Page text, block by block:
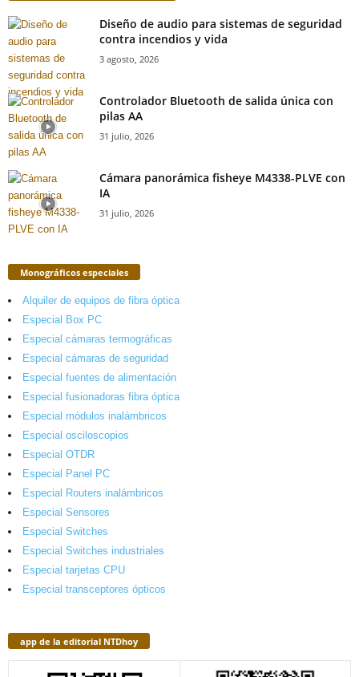
Diseño de audio para sistemas de seguridad
contra incendios y vida
3 agosto, 2026
Controlador Bluetooth de salida única con
pilas AA
31 julio, 2026
Cámara panorámica fisheye M4338-PLVE con
IA
31 julio, 2026
Monográficos especiales
Alquiler de equipos de fibra óptica
Especial Box PC
Especial cámaras termográficas
Especial cámaras de seguridad
Especial fuentes de alimentación
Especial fusionadoras fibra óptica
Especial módulos inalámbricos
Especial osciloscopios
Especial OTDR
Especial Panel PC
Especial Routers inalámbricos
Especial Sensores
Especial Switches
Especial Switches industriales
Especial tarjetas CPU
Especial transceptores ópticos
app de la editorial NTDhoy